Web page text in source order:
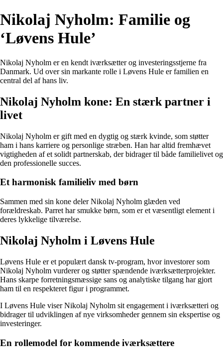
Nikolaj Nyholm: Familie og
‘Løvens Hule’
Nikolaj Nyholm er en kendt iværksætter og investeringsstjerne fra
Danmark. Ud over sin markante rolle i Løvens Hule er familien en
central del af hans liv.
Nikolaj Nyholm kone: En stærk partner i
livet
Nikolaj Nyholm er gift med en dygtig og stærk kvinde, som støtter
ham i hans karriere og personlige stræben. Han har altid fremhævet
vigtigheden af et solidt partnerskab, der bidrager til både familielivet og
den professionelle succes.
Et harmonisk familieliv med børn
Sammen med sin kone deler Nikolaj Nyholm glæden ved
forældreskab. Parret har smukke børn, som er et væsentligt element i
deres lykkelige tilværelse.
Nikolaj Nyholm i Løvens Hule
Løvens Hule er et populært dansk tv-program, hvor investorer som
Nikolaj Nyholm vurderer og støtter spændende iværksætterprojekter.
Hans skarpe forretningsmæssige sans og analytiske tilgang har gjort
ham til en respekteret figur i programmet.
I Løvens Hule viser Nikolaj Nyholm sit engagement i iværksætteri og
bidrager til udviklingen af nye virksomheder gennem sin ekspertise og
investeringer.
En rollemodel for kommende iværksættere